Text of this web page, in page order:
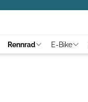
Rennrad E-Bike